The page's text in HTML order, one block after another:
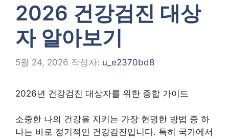
2026 건강검진 대상
자 알아보기
5월 24, 2026 작성자: u_e2370bd8
2026년 건강검진 대상자를 위한 종합 가이드
소중한 나의 건강을 지키는 가장 현명한 방법 중 하
나는 바로 정기적인 건강검진입니다. 특히 국가에서